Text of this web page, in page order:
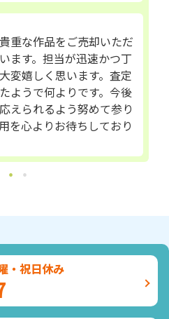
重な作品をご売却いただ
ます。担当が迅速かつ丁
変嬉しく思います。査定
ようで何よりです。今後
えられるよう努めて参り
を心よりお待ちしており
・祝日休み